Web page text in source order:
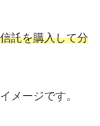
託を購入して分
メージです。